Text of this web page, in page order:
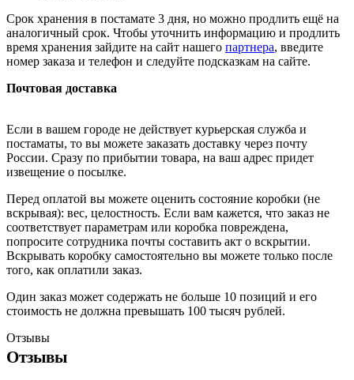
Срок хранения в постамате 3 дня, но можно продлить ещё на
аналогичный срок. Чтобы уточнить информацию и продлить
время хранения зайдите на сайт нашего партнера, введите
номер заказа и телефон и следуйте подсказкам на сайте.
Почтовая доставка
Если в вашем городе не действует курьерская служба и
постаматы, то вы можете заказать доставку через почту
России. Сразу по прибытии товара, на ваш адрес придет
извещение о посылке.
Перед оплатой вы можете оценить состояние коробки (не
вскрывая): вес, целостность. Если вам кажется, что заказ не
соответствует параметрам или коробка повреждена,
попросите сотрудника почты составить акт о вскрытии.
Вскрывать коробку самостоятельно вы можете только после
того, как оплатили заказ.
Один заказ может содержать не больше 10 позиций и его
стоимость не должна превышать 100 тысяч рублей.
Отзывы
Отзывы